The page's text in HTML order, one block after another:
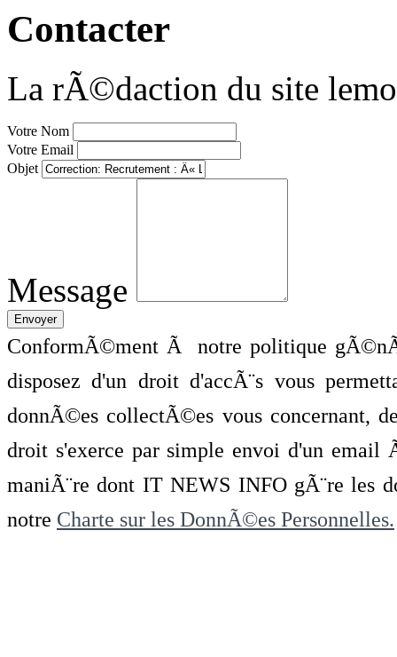
Contacter
La rÃ©daction du site
Votre Nom
Votre Email
Objet
Message
ConformÃ©ment Ã notre politique
disposez d'un droit d'accÃ¨s vous
donnÃ©es collectÃ©es vous concernant,
droit s'exerce par simple envoi d'un
maniÃ¨re dont IT NEWS INFO gÃ¨re les
notre Charte sur les DonnÃ©es Personnelles.